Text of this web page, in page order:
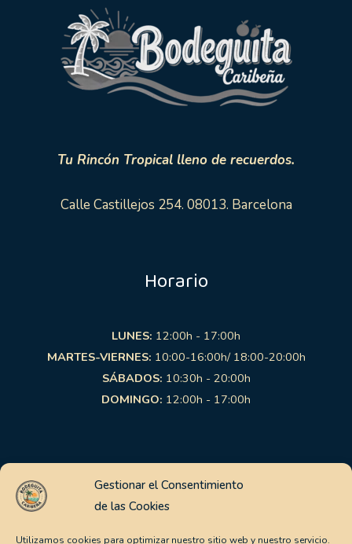
Gestionar el Consentimiento
de las Cookies
Utilizamos cookies para optimizar nuestro sitio web y nuestro servicio.
Tu Rincón Tropical lleno de recuerdos.
Calle Castillejos 254. 08013. Barcelona
Horario
LUNES: 12:00h - 17:00h
MARTES-VIERNES: 10:00-16:00h/ 18:00-20:00h
SÁBADOS: 10:30h - 20:00h
DOMINGO: 12:00h - 17:00h
Links de interés
Aviso Legal
Política de Privacidad